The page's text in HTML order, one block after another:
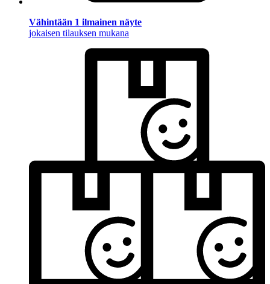
Vähintään 1 ilmainen näyte
jokaisen tilauksen mukana